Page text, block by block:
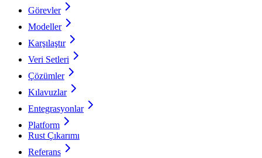
Görevler
Modeller
Karşılaştır
Veri Setleri
Çözümler
Kılavuzlar
Entegrasyonlar
Platform
Rust Çıkarımı
Referans